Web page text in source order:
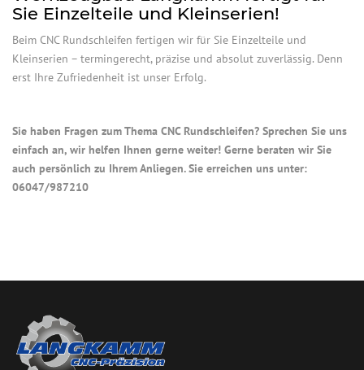
Sie Einzelteile und Kleinserien!
Beim CNC Rundschleifen fertigen wir für Sie Einzelteile und
Kleinserien – termingerecht, präzise und absolut zuverlässig. Denn
erst Ihre Zufriedenheit ist unser Erfolg.
Sie haben Fragen zum Thema CNC Rundschleifen? Sprechen Sie uns
einfach an, wir helfen Ihnen gerne weiter! Gerne beraten wir Sie
auch persönlich zu Ihrem Anliegen. Sie erreichen uns unter:
06047/987210